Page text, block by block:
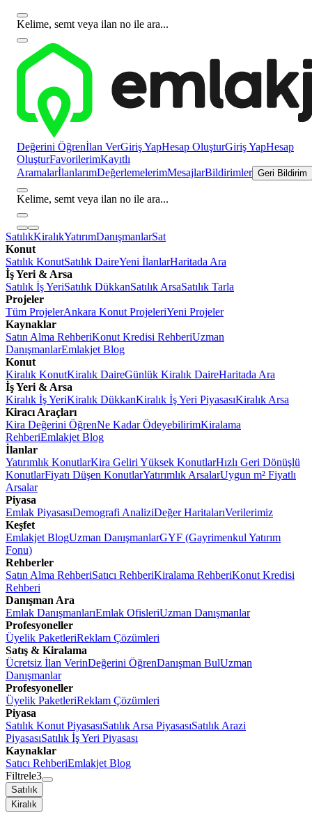
Kelime, semt veya ilan no ile ara...
Değerini Öğrenİlan VerGiriş YapHesap OluşturGiriş YapHesap
OluşturFavorilerimKayıtlı
AramalarİlanlarımDeğerlemelerimMesajlarBildirimler Geri Bildirim
Kelime, semt veya ilan no ile ara...
SatılıkKiralıkYatırımDanışmanlarSat
Konut
Satılık KonutSatılık DaireYeni İlanlarHaritada Ara
İş Yeri & Arsa
Satılık İş YeriSatılık DükkanSatılık ArsaSatılık Tarla
Projeler
Tüm ProjelerAnkara Konut ProjeleriYeni Projeler
Kaynaklar
Satın Alma RehberiKonut Kredisi RehberiUzman
DanışmanlarEmlakjet Blog
Konut
Kiralık KonutKiralık DaireGünlük Kiralık DaireHaritada Ara
İş Yeri & Arsa
Kiralık İş YeriKiralık DükkanKiralık İş Yeri PiyasasıKiralık Arsa
Kiracı Araçları
Kira Değerini ÖğrenNe Kadar ÖdeyebilirimKiralama
RehberiEmlakjet Blog
İlanlar
Yatırımlık KonutlarKira Geliri Yüksek KonutlarHızlı Geri Dönüşlü
KonutlarFiyatı Düşen KonutlarYatırımlık ArsalarUygun m² Fiyatlı
Arsalar
Piyasa
Emlak PiyasasıDemografi AnaliziDeğer HaritalarıVerilerimiz
Keşfet
Emlakjet BlogUzman DanışmanlarGYF (Gayrimenkul Yatırım
Fonu)
Rehberler
Satın Alma RehberiSatıcı RehberiKiralama RehberiKonut Kredisi
Rehberi
Danışman Ara
Emlak DanışmanlarıEmlak OfisleriUzman Danışmanlar
Profesyoneller
Üyelik PaketleriReklam Çözümleri
Satış & Kiralama
Ücretsiz İlan VerinDeğerini ÖğrenDanışman BulUzman
Danışmanlar
Profesyoneller
Üyelik PaketleriReklam Çözümleri
Piyasa
Satılık Konut PiyasasıSatılık Arsa PiyasasıSatılık Arazi
PiyasasıSatılık İş Yeri Piyasası
Kaynaklar
Satıcı RehberiEmlakjet Blog
Filtrele3
Satılık
Kiralık